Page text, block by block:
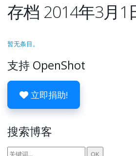
存档 2014年3月1
暂无条目。
支持 OpenShot
立即捐助!
搜索博客